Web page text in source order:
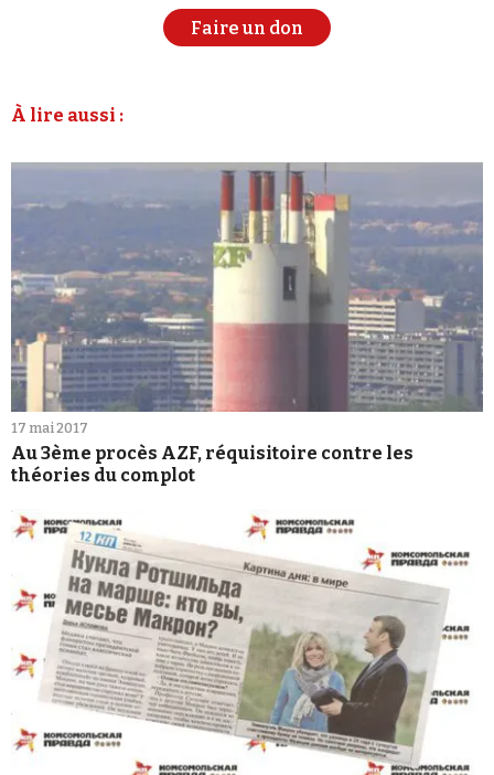
Faire un don
À lire aussi :
17 mai 2017
Au 3ème procès AZF, réquisitoire contre les
théories du complot